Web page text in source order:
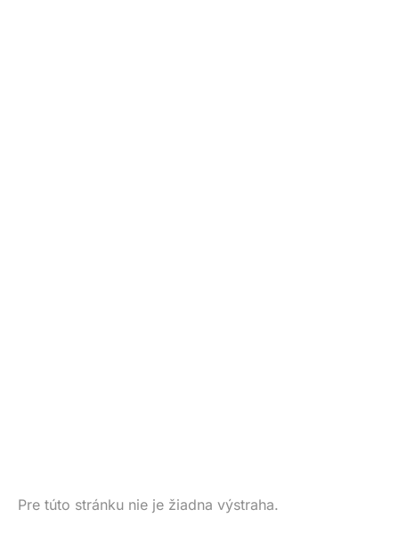
Pre túto stránku nie je žiadna výstraha.